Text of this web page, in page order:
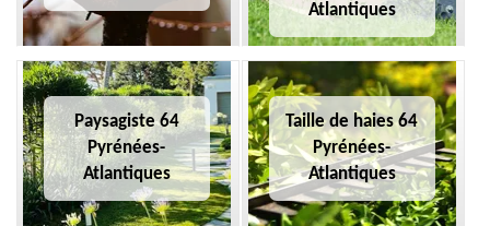
Atlantiques
Paysagiste 64
Pyrénées-
Atlantiques
Taille de haies 64
Pyrénées-
Atlantiques